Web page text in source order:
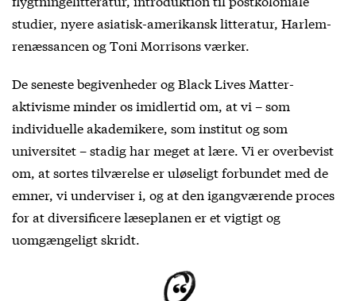
studier, nyere asiatisk-amerikansk litteratur, Harlem-
renæssancen og Toni Morrisons værker.
De seneste begivenheder og Black Lives Matter-
aktivisme minder os imidlertid om, at vi – som
individuelle akademikere, som institut og som
universitet – stadig har meget at lære. Vi er overbevist
om, at sortes tilværelse er uløseligt forbundet med de
emner, vi underviser i, og at den igangværende proces
for at diversificere læseplanen er et vigtigt og
uomgængeligt skridt.